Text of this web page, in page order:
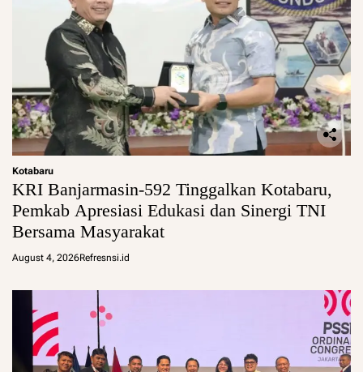
Kotabaru
KRI Banjarmasin-592 Tinggalkan Kotabaru,
Pemkab Apresiasi Edukasi dan Sinergi TNI
Bersama Masyarakat
August 4, 2026Refresnsi.id